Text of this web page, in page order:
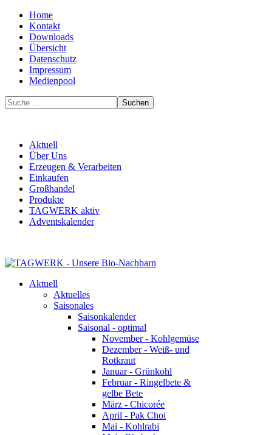
Home
Kontakt
Downloads
Übersicht
Datenschutz
Impressum
Medienpool
Suchen
Aktuell
Über Uns
Erzeugen & Verarbeiten
Einkaufen
Großhandel
Produkte
TAGWERK aktiv
Adventskalender
Aktuell
Aktuelles
Saisonales
Saisonkalender
Saisonal - optimal
November - Kohlgemüse
Dezember - Weiß- und
Rotkraut
Januar - Grünkohl
Februar - Ringelbete &
gelbe Bete
März - Chicorée
April - Pak Choi
Mai - Kohlrabi